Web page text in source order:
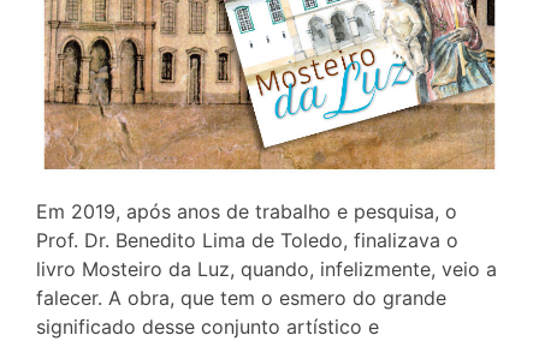
Em 2019, após anos de trabalho e pesquisa, o
Prof. Dr. Benedito Lima de Toledo, finalizava o
livro Mosteiro da Luz, quando, infelizmente, veio a
falecer. A obra, que tem o esmero do grande
significado desse conjunto artístico e